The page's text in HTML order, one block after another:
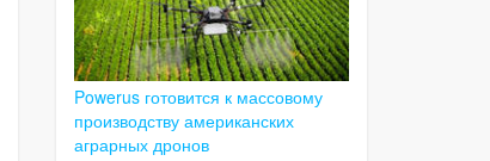
Powerus готовится к массовому
производству американских
аграрных дронов